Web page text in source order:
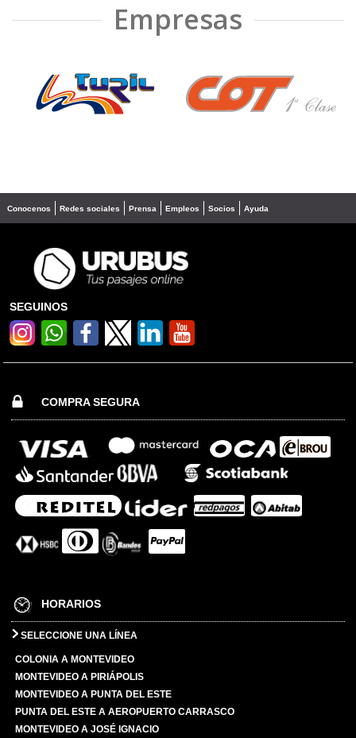
Empresas
❮ ❯
Conocenos Redes sociales Prensa Empleos Socios Ayuda
SEGUINOS
COMPRA SEGURA
HORARIOS
SELECCIONE UNA LÍNEA
COLONIA A MONTEVIDEO
MONTEVIDEO A PIRIÁPOLIS
MONTEVIDEO A PUNTA DEL ESTE
PUNTA DEL ESTE A AEROPUERTO CARRASCO
MONTEVIDEO A JOSÉ IGNACIO